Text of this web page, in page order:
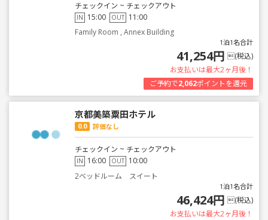
チェックイン ~ チェックアウト
IN 15:00 OUT 11:00
Family Room , Annex Building
1泊1名合計
41,254円 (税込)
お支払いは最大2ヶ月後！
ご予約で2,062ポイントを還元
京都美築粟田ホテル
0.0 評価なし
チェックイン ~ チェックアウト
IN 16:00 OUT 10:00
2ベッドルーム スイート
1泊1名合計
46,424円 (税込)
お支払いは最大2ヶ月後！